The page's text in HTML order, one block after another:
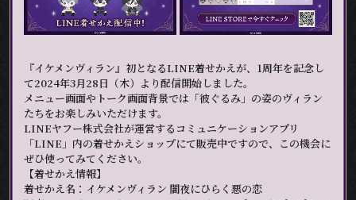
『イケメンヴィラン』初となるLINE着せかえが、1周年を記念し
て2024年3月28日（木）より配信開始しました。
メニュー画面やトーク画面背景では「彼ぐるみ」の姿のヴィラン
たちをお楽しみいただけます。
LINEヤフー株式会社が運営するコミュニケーションアプリ
「LINE」内の着せかえショップにて販売中ですので、この機会に
ぜひ使ってみてください。
【着せかえ情報】
着せかえ名：イケメンヴィラン 闇夜にひらく悪の恋